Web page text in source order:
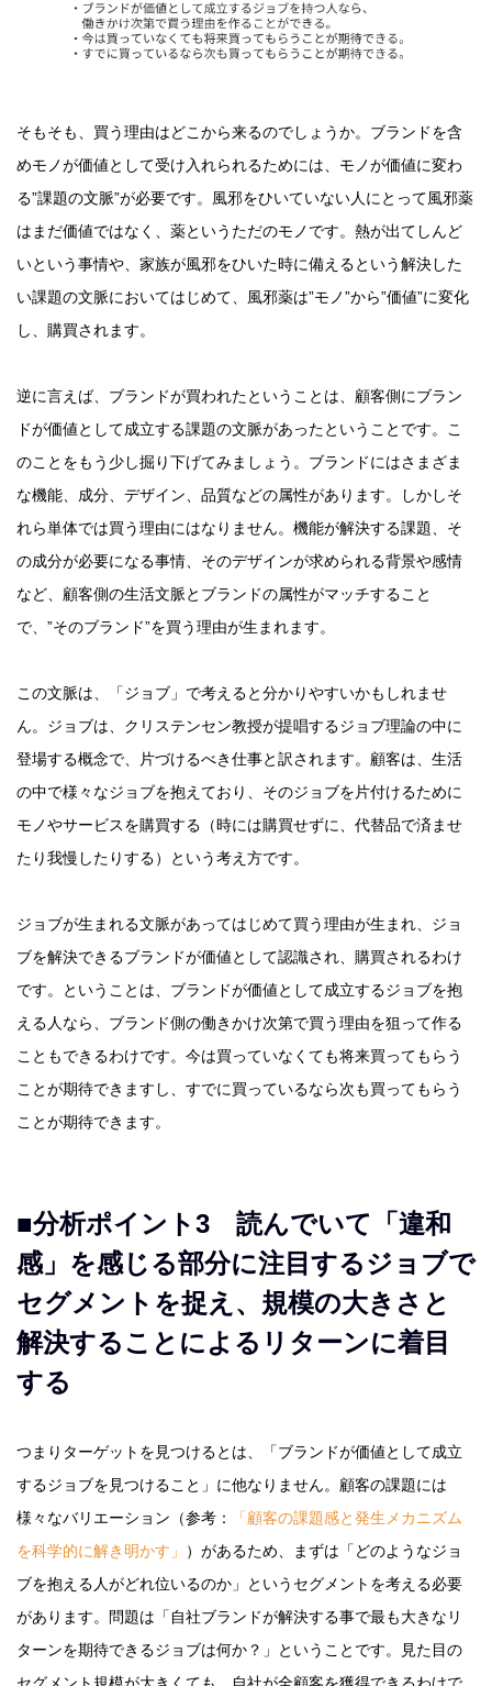
そもそも、買う理由はどこから来るのでしょうか。ブランドを含
めモノが価値として受け入れられるためには、モノが価値に変わ
る”課題の文脈”が必要です。風邪をひいていない人にとって風邪薬
はまだ価値ではなく、薬というただのモノです。熱が出てしんど
いという事情や、家族が風邪をひいた時に備えるという解決した
い課題の文脈においてはじめて、風邪薬は”モノ”から”価値”に変化
し、購買されます。
逆に言えば、ブランドが買われたということは、顧客側にブラン
ドが価値として成立する課題の文脈があったということです。こ
のことをもう少し掘り下げてみましょう。ブランドにはさまざま
な機能、成分、デザイン、品質などの属性があります。しかしそ
れら単体では買う理由にはなりません。機能が解決する課題、そ
の成分が必要になる事情、そのデザインが求められる背景や感情
など、顧客側の生活文脈とブランドの属性がマッチすること
で、”そのブランド”を買う理由が生まれます。
この文脈は、「ジョブ」で考えると分かりやすいかもしれませ
ん。ジョブは、クリステンセン教授が提唱するジョブ理論の中に
登場する概念で、片づけるべき仕事と訳されます。顧客は、生活
の中で様々なジョブを抱えており、そのジョブを片付けるために
モノやサービスを購買する（時には購買せずに、代替品で済ませ
たり我慢したりする）という考え方です。
ジョブが生まれる文脈があってはじめて買う理由が生まれ、ジョ
ブを解決できるブランドが価値として認識され、購買されるわけ
です。ということは、ブランドが価値として成立するジョブを抱
える人なら、ブランド側の働きかけ次第で買う理由を狙って作る
こともできるわけです。今は買っていなくても将来買ってもらう
ことが期待できますし、すでに買っているなら次も買ってもらう
ことが期待できます。
■分析ポイント3 読んでいて「違和
感」を感じる部分に注目するジョブで
セグメントを捉え、規模の大きさと
解決することによるリターンに着目
する
つまりターゲットを見つけるとは、「ブランドが価値として成立
するジョブを見つけること」に他なりません。顧客の課題には
様々なバリエーション（参考：
「顧客の課題感と発生メカニズム
を科学的に解き明かす」
）があるため、まずは「どのようなジョ
ブを抱える人がどれ位いるのか」というセグメントを考える必要
があります。問題は「自社ブランドが解決する事で最も大きなリ
ターンを期待できるジョブは何か？」ということです。見た目の